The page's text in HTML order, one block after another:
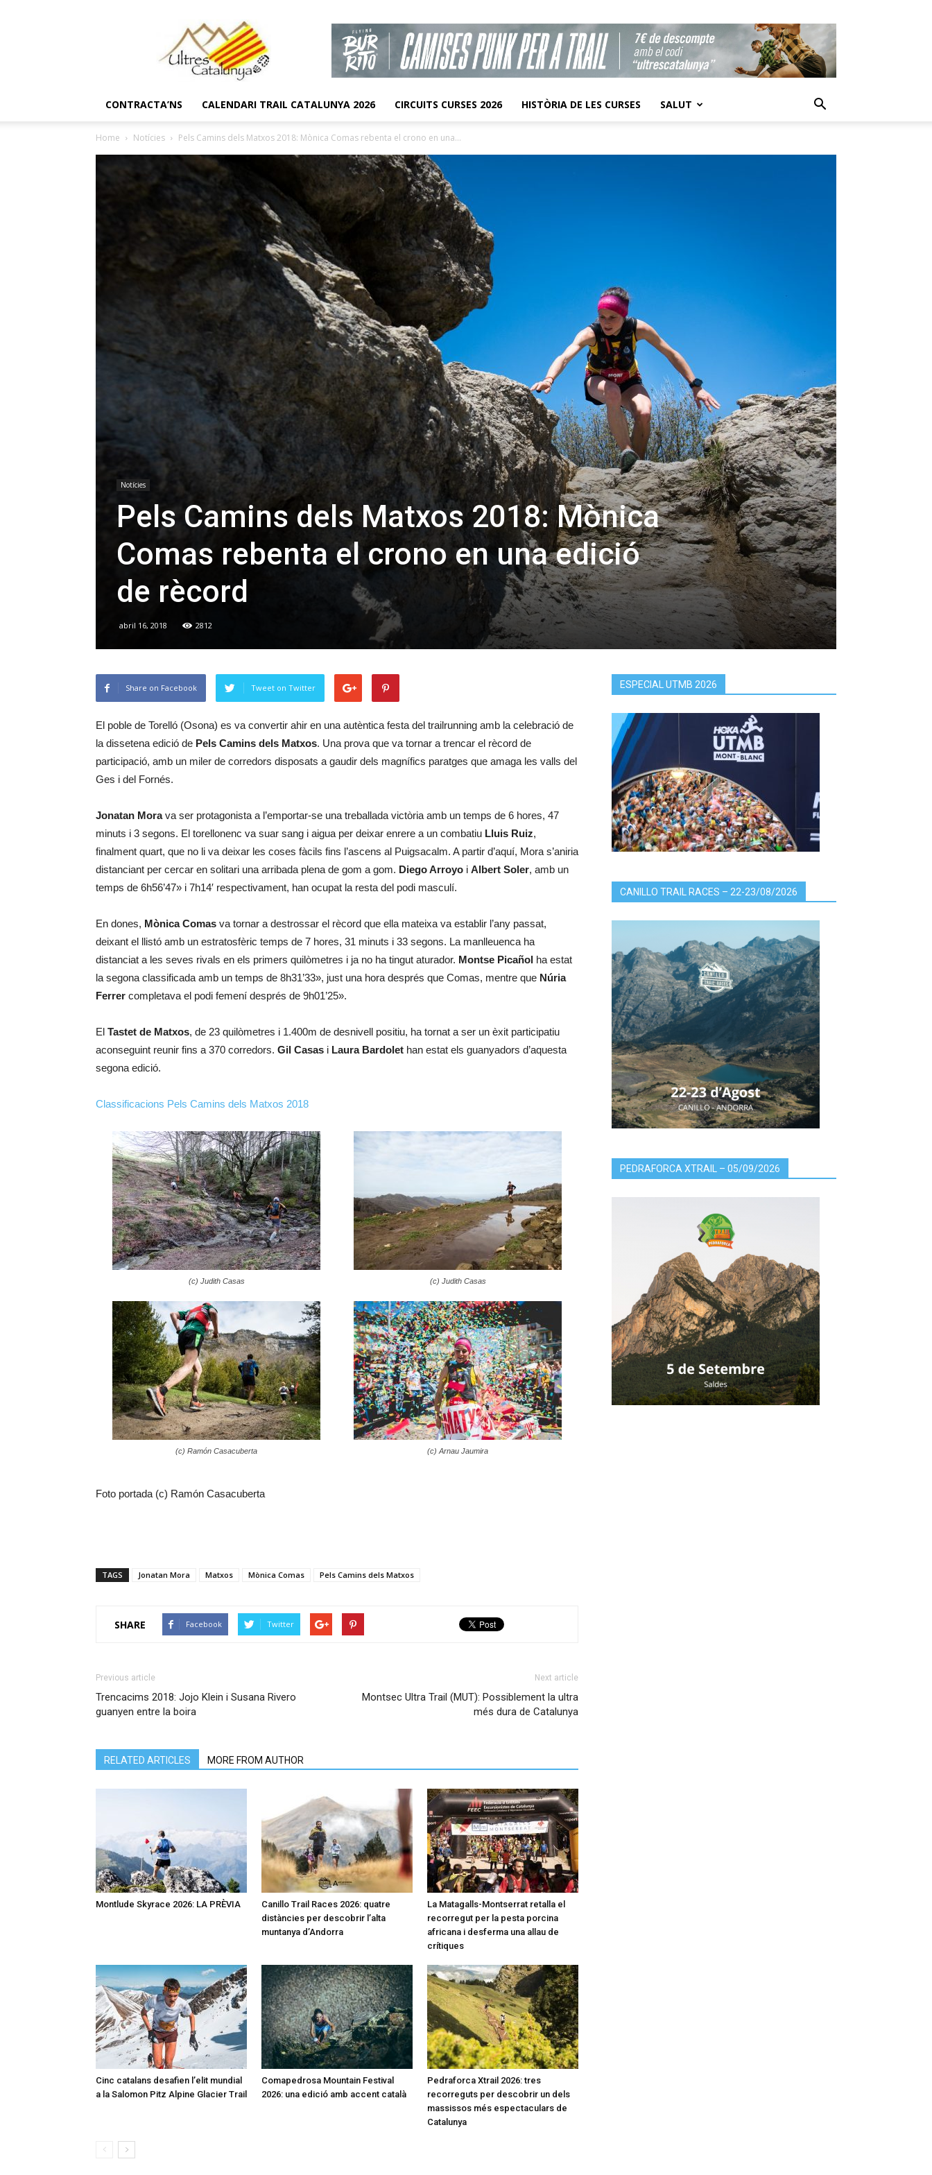
CONTRACTA’NS CALENDARI TRAIL CATALUNYA 2026 CIRCUITS CURSES 2026 HISTÒRIA DE LES CURSES SALUT
Home Notícies Pels Camins dels Matxos 2018: Mònica Comas rebenta el crono en una...
Notícies
Pels Camins dels Matxos 2018: Mònica
Comas rebenta el crono en una edició
de rècord
abril 16, 2018 2812
Share on Facebook Tweet on Twitter
El poble de Torelló (Osona) es va convertir ahir en una autèntica festa del trailrunning amb la celebració de
la dissetena edició de Pels Camins dels Matxos. Una prova que va tornar a trencar el rècord de
participació, amb un miler de corredors disposats a gaudir dels magnífics paratges que amaga les valls del
Ges i del Fornés.
Jonatan Morava ser protagonista a l’emportar-se una treballada victòria amb un temps de 6 hores, 47
minuts i 3 segons. El torellonenc va suar sang i aigua per deixar enrere a un combatiu Lluis Ruiz,
finalment quart, que no li va deixar les coses fàcils fins l’ascens al Puigsacalm. A partir d’aquí, Mora s’aniria
distanciant per cercar en solitari una arribada plena de gom a gom. Diego Arroyo i Albert Soler, amb un
temps de 6h56’47» i 7h14′ respectivament, han ocupat la resta del podi masculí.
En dones, Mònica Comas va tornar a destrossar el rècord que ella mateixa va establir l’any passat,
deixant el llistó amb un estratosfèric temps de 7 hores, 31 minuts i 33 segons. La manlleuenca ha
distanciat a les seves rivals en els primers quilòmetres i ja no ha tingut aturador. Montse Picañol ha estat
la segona classificada amb un temps de 8h31’33», just una hora després que Comas, mentre que Núria
Ferrer completava el podi femení després de 9h01’25».
El Tastet de Matxos, de 23 quilòmetres i 1.400m de desnivell positiu, ha tornat a ser un èxit participatiu
aconseguint reunir fins a 370 corredors. Gil Casas i Laura Bardolet han estat els guanyadors d’aquesta
segona edició.
Classificacions Pels Camins dels Matxos 2018
(c) Judith Casas (c) Judith Casas
(c) Ramón Casacuberta (c) Arnau Jaumira
Foto portada (c) Ramón Casacuberta
TAGS Jonatan Mora Matxos Mònica Comas Pels Camins dels Matxos
SHARE Facebook Twitter
Previous article
Trencacims 2018: Jojo Klein i Susana Rivero
guanyen entre la boira
Next article
Montsec Ultra Trail (MUT): Possiblement la ultra
més dura de Catalunya
RELATED ARTICLES MORE FROM AUTHOR
Montlude Skyrace 2026: LA PRÈVIA
Canillo Trail Races 2026: quatre
distàncies per descobrir l’alta
muntanya d’Andorra
La Matagalls-Montserrat retalla el
recorregut per la pesta porcina
africana i desferma una allau de
crítiques
Cinc catalans desafien l’elit mundial
a la Salomon Pitz Alpine Glacier Trail
Comapedrosa Mountain Festival
2026: una edició amb accent català
Pedraforca Xtrail 2026: tres
recorreguts per descobrir un dels
massissos més espectaculars de
Catalunya
ESPECIAL UTMB 2026
CANILLO TRAIL RACES – 22-23/08/2026
PEDRAFORCA XTRAIL – 05/09/2026